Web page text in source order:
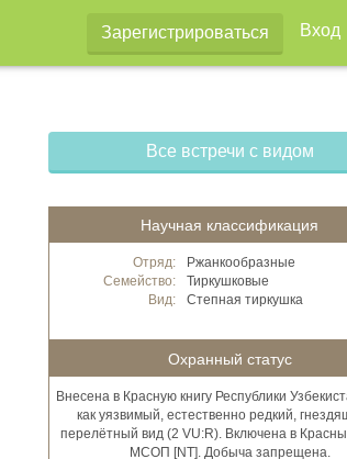
Зарегистрироваться Вход
Все встречи с видом
Научная классификация
Отряд:
Ржанкообразные
Семейство:
Тиркушковые
Вид:
Степная тиркушка
Охранный статус
Внесена в Красную книгу Республики
как уязвимый, естественно редкий,
перелётный вид (2 VU:R). Включена в
МСОП [NT]. Добыча запрещена.